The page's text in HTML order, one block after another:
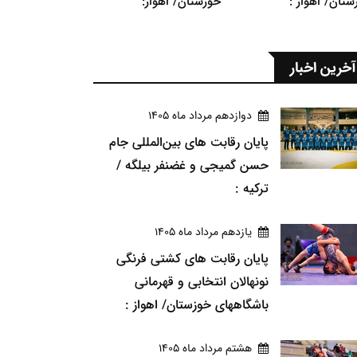
آخرین اخبار
دوازدهم مرداد ماه 1405
پایان رقابت های بین‌المللی جام
حسن گمیجی و غضنفر بیلگه /
ترکیه :
يازدهم مرداد ماه 1405
پایان رقابت های کشتی فرنگی
نونهالان انتخابی و قهرمانی
باشگاههای خوزستان/ اهواز :
هشتم مرداد ماه 1405